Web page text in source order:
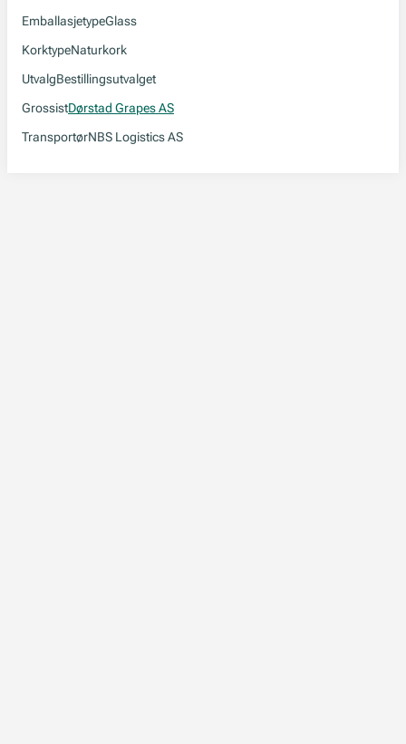
EmballasjetypeGlass
KorktypeNaturkork
UtvalgBestillingsutvalget
GrossistDørstad Grapes AS
TransportørNBS Logistics AS